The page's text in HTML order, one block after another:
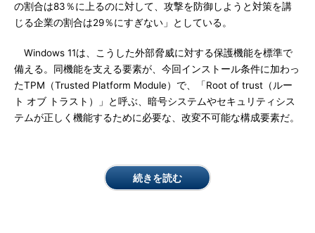
の割合は83％に上るのに対して、攻撃を防御しようと対策を講
じる企業の割合は29％にすぎない」としている。
Windows 11は、こうした外部脅威に対する保護機能を標準で
備える。同機能を支える要素が、今回インストール条件に加わっ
たTPM（Trusted Platform Module）で、「Root of trust（ルー
ト オブ トラスト）」と呼ぶ、暗号システムやセキュリティシス
テムが正しく機能するために必要な、改変不可能な構成要素だ。
続きを読む